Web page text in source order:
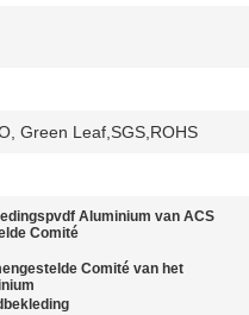
Green Leaf,SGS,ROHS
Aluminium van ACS
Comité
Comité van het